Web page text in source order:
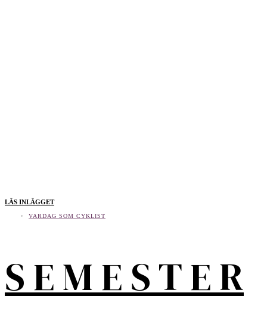
LÄS INLÄGGET
VARDAG SOM CYKLIST
S E M E S T E R